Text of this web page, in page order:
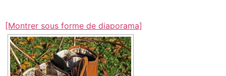
[Montrer sous forme de diaporama]